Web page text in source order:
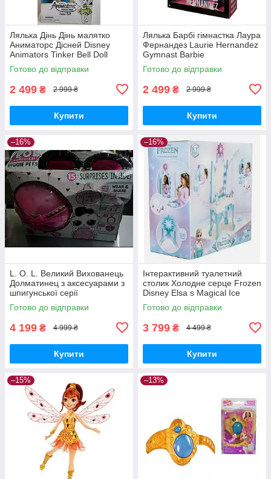
Лялька Дінь Дінь малятко
Аниматорс Дісней Disney
Animators Tinker Bell Doll
Готово до відправки
2 499 ₴ 2 999 ₴
Купити
Лялька Барбі гімнастка Лаура
Фернандез Laurie Hernandez
Gymnast Barbie
Готово до відправки
2 499 ₴ 2 999 ₴
Купити
–16%
L. O. L. Великий Вихованець
Долматинец з аксесуарами з
шпигунської серії
Готово до відправки
4 199 ₴ 4 999 ₴
Купити
–16%
Інтерактивний туалетний
столик Холодне серце Frozen
Disney Elsa s Magical Ice
Vanity
Готово до відправки
3 799 ₴ 4 499 ₴
Купити
–15% –13%